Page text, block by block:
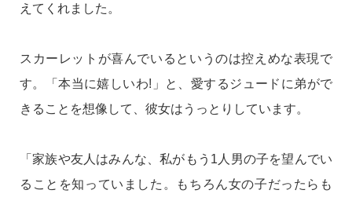
えてくれました。
スカーレットが喜んでいるというのは控えめな表現で
す。「本当に嬉しいわ!」と、愛するジュードに弟がで
きることを想像して、彼女はうっとりしています。
「家族や友人はみんな、私がもう1人男の子を望んでい
ることを知っていました。もちろん女の子だったらも